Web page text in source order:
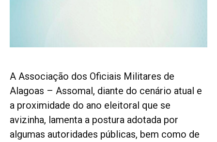
A Associação dos Oficiais Militares de
Alagoas – Assomal, diante do cenário atual e
a proximidade do ano eleitoral que se
avizinha, lamenta a postura adotada por
algumas autoridades públicas, bem como de